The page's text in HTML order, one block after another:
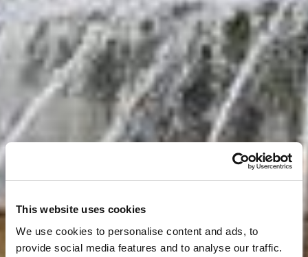
This website uses cookies
We use cookies to personalise content and ads, to
provide social media features and to analyse our traffic.